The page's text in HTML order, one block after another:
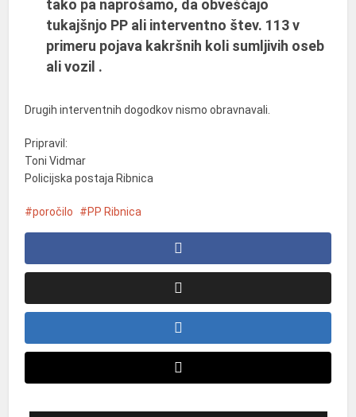
tako pa naprošamo, da obveščajo
tukajšnjo PP ali interventno štev. 113 v
primeru pojava kakršnih koli sumljivih oseb
ali vozil .
Drugih interventnih dogodkov nismo obravnavali.
Pripravil:
Toni Vidmar
Policijska postaja Ribnica
poročilo PP Ribnica